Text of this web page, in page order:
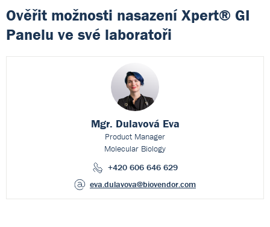
Ověřit možnosti nasazení Xpert® GI
Panelu ve své laboratoři
Mgr. Dulavová Eva
Product Manager
Molecular Biology
+420 606 646 629
eva.dulavova@biovendor.com